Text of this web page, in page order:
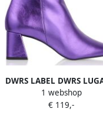
DWRS LABEL DWRS
Purple Dames Boots
1 webshop
€ 119,-